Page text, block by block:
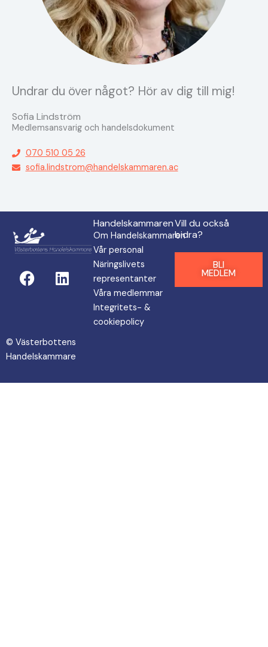
Undrar du över något? Hör av dig till mig!
Sofia Lindström
Medlemsansvarig och handelsdokument
070 510 05 26
sofia.lindstrom@handelskammaren.ac
F
a
o
o
L
i
d
i
Handelskammaren
Om Handelskammaren
Vår personal
Näringslivets
representanter
Våra medlemmar
Integritets- &
cookiepolicy
Vill du också
bidra?
BLI
MEDLEM
© Västerbottens
Handelskammare